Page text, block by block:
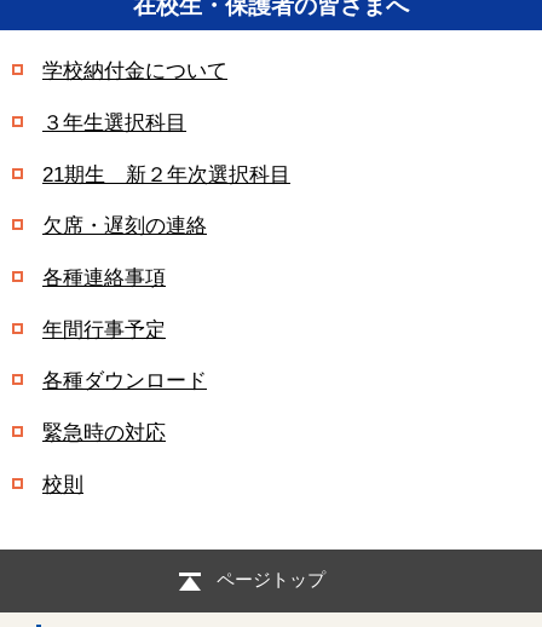
在校生・保護者の皆さまへ
学校納付金について
３年生選択科目
21期生 新２年次選択科目
欠席・遅刻の連絡
各種連絡事項
年間行事予定
各種ダウンロード
緊急時の対応
校則
ページトップ